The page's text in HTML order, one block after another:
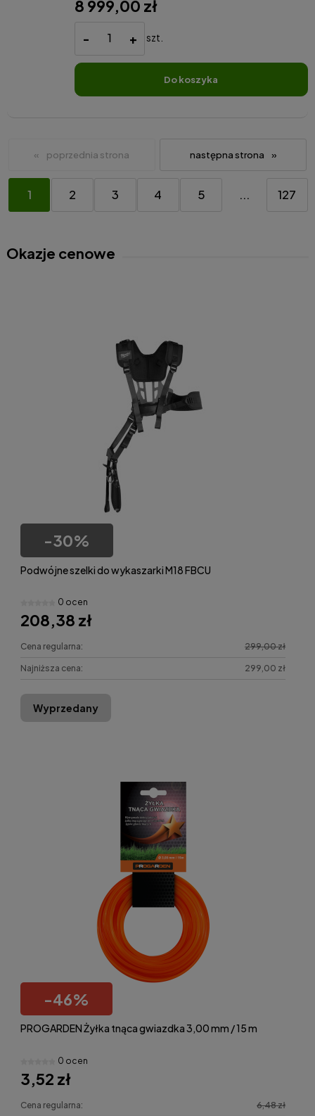
8 999,00 zł
- + szt.
do koszyka
«
1 2 3 4 5 ... 127
»
Okazje cenowe
-30%
Podwójne szelki do wykaszarki M18 FBCU
0 ocen
208,38 zł
Cena regularna: 299,00 zł
Najniższa cena: 299,00 zł
Wyprzedany
-46%
PROGARDEN Żyłka tnąca gwiazdka 3,00 mm / 15 m
0 ocen
3,52 zł
Cena regularna: 6,48 zł